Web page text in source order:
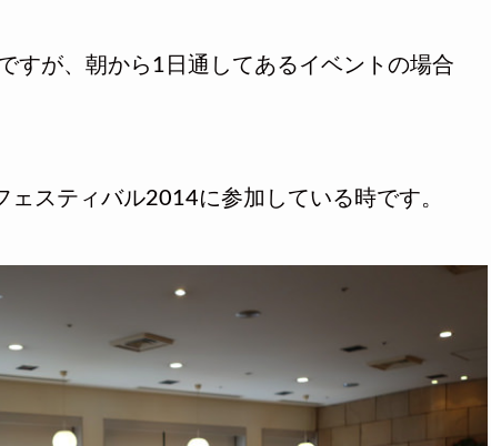
すが、朝から1日通してあるイベントの場合
スティバル2014に参加している時です。